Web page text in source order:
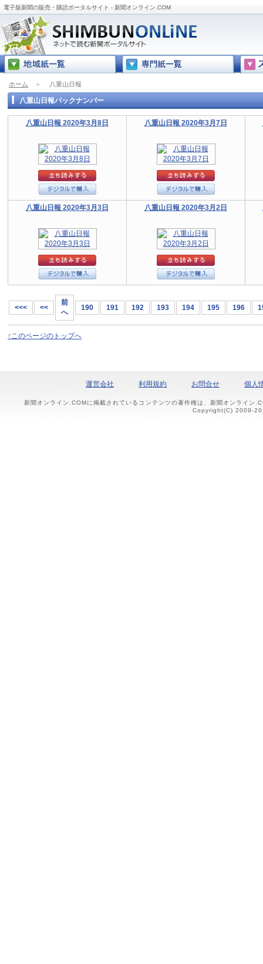
電子版新聞の販売・購読ポータルサイト - 新聞オンライン.COM
ホーム ＞ 八重山日報
八重山日報バックナンバー
八重山日報 2020年3月8日 八重山日報 2020年3月7日
八重山日報 2020年3月3日 八重山日報 2020年3月2日
<<< <<
前
へ
190 191 192 193 194 195 196
↑このページのトップへ
運営会社 利用規約 お問合せ 個人
新聞オンライン.COMに掲載されているコンテンツの著作権は、新聞オンライン
Copyright(C) 2009-